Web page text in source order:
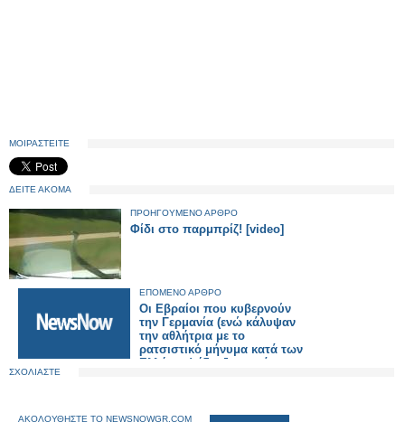
ΜΟΙΡΑΣΤΕΙΤΕ
ΔΕΙΤΕ ΑΚΟΜΑ
ΠΡΟΗΓΟΥΜΕΝΟ ΑΡΘΡΟ
Φίδι στο παρμπρίζ! [video]
ΕΠΟΜΕΝΟ ΑΡΘΡΟ
Οι Εβραίοι που κυβερνούν
την Γερμανία (ενώ κάλυψαν
την αθλήτρια με το
ρατσιστικό μήνυμα κατά των
Ελλήνων) έδιωξαν από την
Ιδεώδες" είναι οι
ΣΧΟΛΙΑΣΤΕ
ΑΚΟΛΟΥΘΗΣΤΕ ΤΟ NEWSNOWGR.COM